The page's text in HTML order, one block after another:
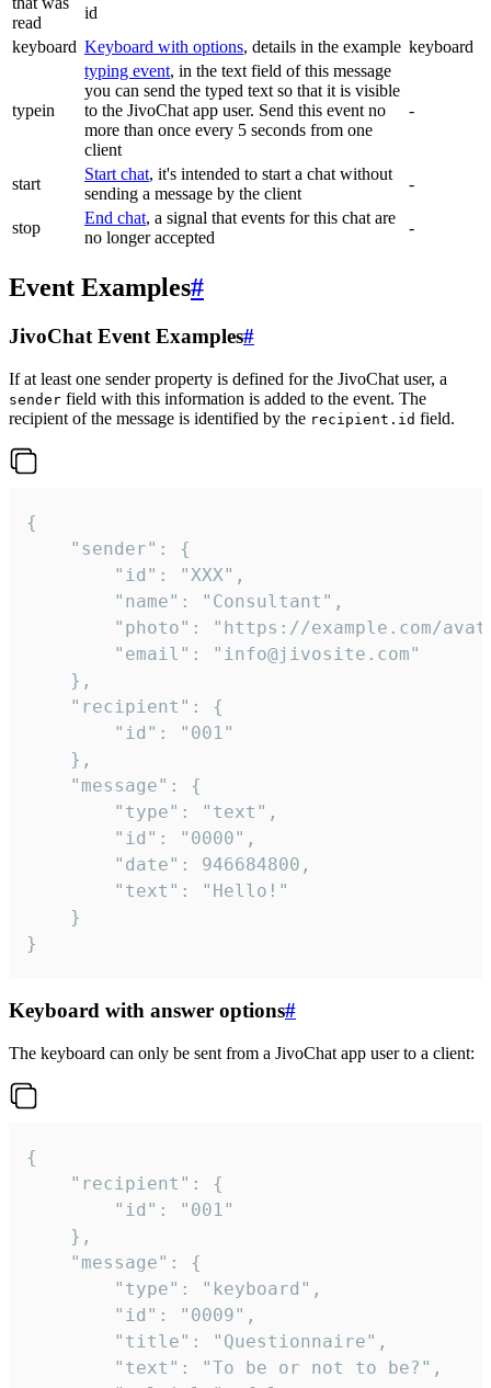
read
id
keyboard Keyboard with options, details in the example keyboard
typein
typing event, in the text field of this message
you can send the typed text so that it is visible
to the JivoChat app user. Send this event no
more than once every 5 seconds from one
client
-
start
Start chat, it's intended to start a chat without
sending a message by the client
-
stop
End chat, a signal that events for this chat are
no longer accepted
-
Event Examples#
JivoChat Event Examples#
If at least one sender property is defined for the JivoChat user, a
sender field with this information is added to the event. The
recipient of the message is identified by the recipient.id field.
{
}
Keyboard with answer options#
The keyboard can only be sent from a JivoChat app user to a client:
{